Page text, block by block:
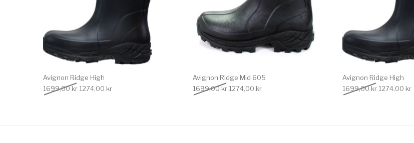
Avignon Ridge High
1699,00kr Det ursprungliga priset var: 1699,00 kr.
1274,00 krDet nuvarande priset är: 1274,00 kr.
Avignon Ridge Mid 605
1699,00kr Det ursprungliga priset var: 1699,00 kr.
1274,00 krDet nuvarande priset är: 1274,00 kr.
Avignon Ridge High
1699,00kr Det
1274,00 kr